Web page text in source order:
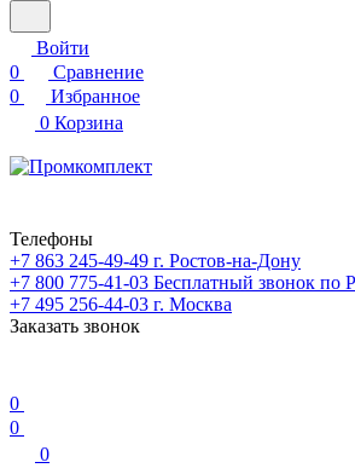
Войти
0
Сравнение
0
Избранное
0 Корзина
Телефоны
+7 863 245-49-49 г. Ростов-на-Дону
+7 800 775-41-03 Бесплатный звонок по
+7 495 256-44-03 г. Москва
Заказать звонок
0
0
0